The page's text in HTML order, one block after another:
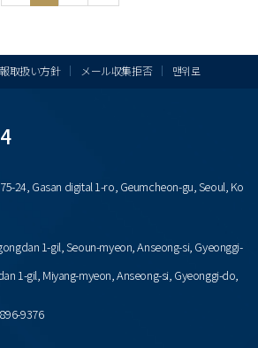
取扱い方針 メール収集拒否 맨위로
24, Gasan digital 1-ro, Geumcheon-gu, Seoul, Ko
1-gil, Seoun-myeon, Anseong-si, Gyeonggi-
1-gil, Miyang-myeon, Anseong-si, Gyeonggi-do,
9376